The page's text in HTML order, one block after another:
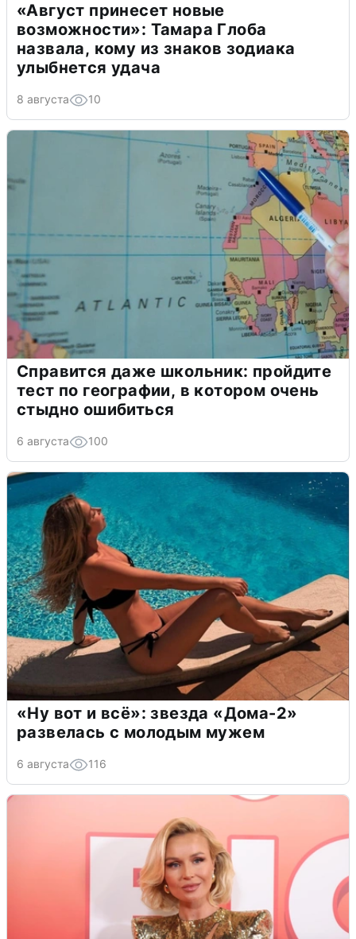
«Август принесет новые
возможности»: Тамара Глоба
назвала, кому из знаков зодиака
улыбнется удача
8 августа 10
Справится даже школьник: пройдите
тест по географии, в котором очень
стыдно ошибиться
6 августа 100
«Ну вот и всё»: звезда «Дома-2»
развелась с молодым мужем
6 августа 116